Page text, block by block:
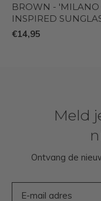
BROWN - 'MILANO
INSPIRED
€14,95
Meld
Ontvang de